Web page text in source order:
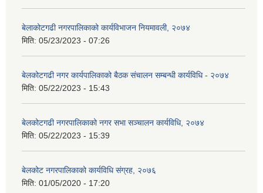
बेलाकोटगढी नगरपालिकाको कार्यविभाजन नियमावली, २०७४
मिति: 05/23/2023 - 07:26
बेलकोटगढी नगर कार्यपालिकाको बैठक संचालन सम्बन्धी कार्यविधि - २०७४
मिति: 05/22/2023 - 15:43
बेलकोटगढी नगरपालिकाको नगर सभा सञ्चालन कार्यविधि, २०७४
मिति: 05/22/2023 - 15:39
बेलकोट नगरपालिकाको कार्यविधि संग्रह, २०७६
मिति: 01/05/2020 - 17:20